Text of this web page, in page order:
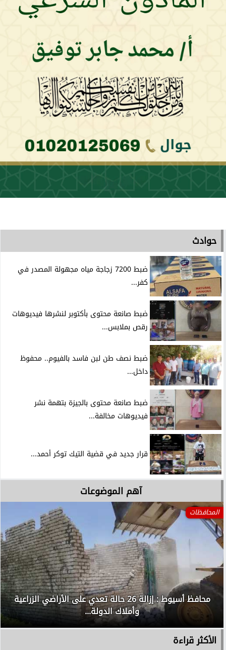
حوادث
ضبط 7200 زجاجة مياه مجهولة المصدر في
كفر...
ضبط صانعة محتوى بأكتوبر لنشرها فيديوهات
رقص بملابس...
ضبط نصف طن لبن فاسد بالفيوم.. محفوظ
داخل...
ضبط صانعة محتوى بالجيزة بتهمة نشر
فيديوهات مخالفة...
قرار جديد في قضية التيك توكر أحمد...
آهم الموضوعات
المحافظات
محافظ أسيوط : إزالة 26 حالة تعدي على الأراضي الزراعية
وأملاك الدولة...
الأكثر قراءة